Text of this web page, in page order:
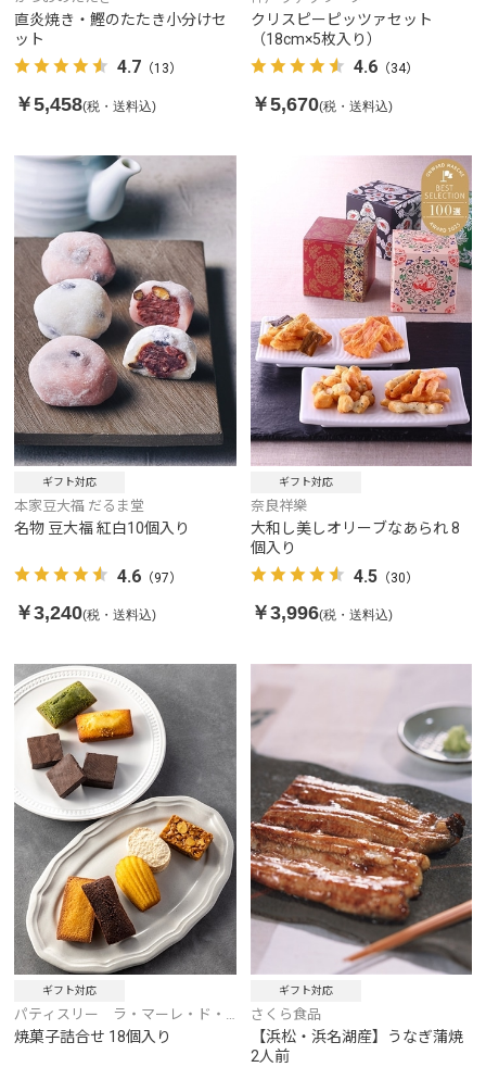
直炎焼き・鰹のたたき小分けセ
ット
4.7 （13）
￥5,458(税・送料込)
クリスピーピッツァセット
（18cm×5枚入り）
4.6（34）
￥5,670(税・送料込)
ギフト対応
本家豆大福 だるま堂
名物 豆大福 紅白10個入り
4.6 （97）
￥3,240(税・送料込)
ギフト対応
奈良祥樂
大和し美しオリーブなあられ 8
個入り
4.5（30）
￥3,996(税・送料込)
ギフト対応
パティスリー ラ・マーレ・ド・
チャヤ
焼菓子詰合せ 18個入り
ギフト対応
さくら食品
【浜松・浜名湖産】うなぎ蒲焼
2人前